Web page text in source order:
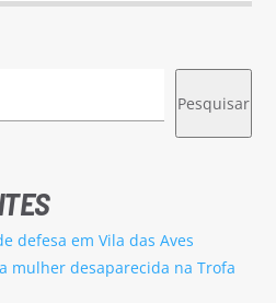
Pesquisar
defesa em Vila das Aves
mulher desaparecida na Trofa